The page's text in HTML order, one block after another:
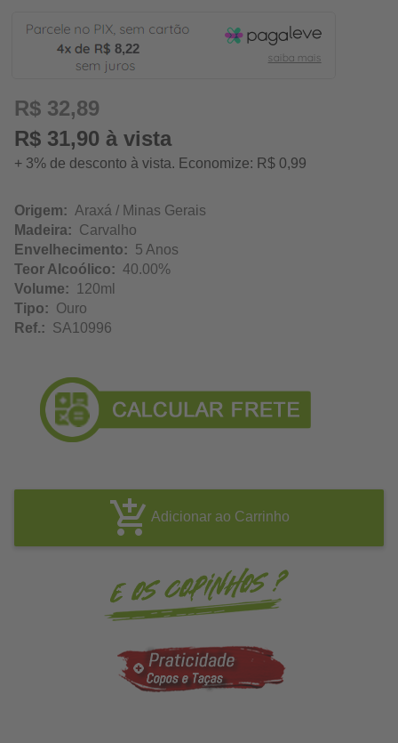
8,22
R$ 32,89
R$ 31,90 à vista
+ 3% de desconto à vista. Economize: R$ 0,99
Origem: Araxá / Minas Gerais
Madeira: Carvalho
Envelhecimento: 5 Anos
Teor Alcoólico: 40.00%
Volume: 120ml
Tipo: Ouro
Ref.: SA10996
Adicionar ao Carrinho